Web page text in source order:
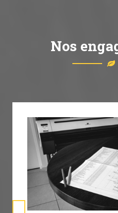
Nos